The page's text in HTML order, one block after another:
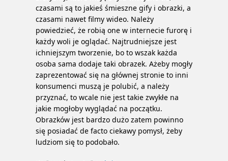
czasami są to jakieś śmieszne gify i obrazki, a
czasami nawet filmy wideo. Należy
powiedzieć, że robią one w internecie furorę i
każdy woli je oglądać. Najtrudniejsze jest
ichniejszym tworzenie, bo to wszak każda
osoba sama dodaje taki obrazek. Ażeby mogły
zaprezentować się na głównej stronie to inni
konsumenci muszą je polubić, a należy
przyznać, to wcale nie jest takie zwykłe na
jakie mogłoby wyglądać na początku.
Obrazków jest bardzo dużo zatem powinno
się posiadać de facto ciekawy pomysł, żeby
ludziom się to podobało.